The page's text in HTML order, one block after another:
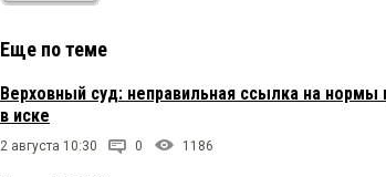
Еще по теме
Верховный суд: неправильная ссылка на нормы
в иске
2 августа 10:30 0 1186